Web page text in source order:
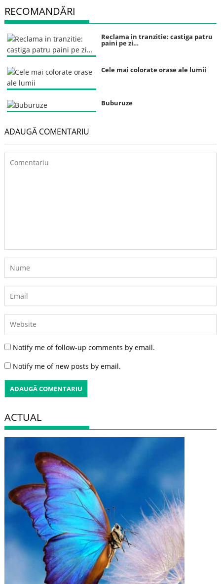
RECOMANDĂRI
Reclama in tranzitie: castiga patru
paini pe zi…
Cele mai colorate orase ale lumii
Buburuze
ADAUGĂ COMENTARIU
Notify me of follow-up comments by email.
Notify me of new posts by email.
ACTUAL